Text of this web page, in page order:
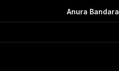
Anura Bandara